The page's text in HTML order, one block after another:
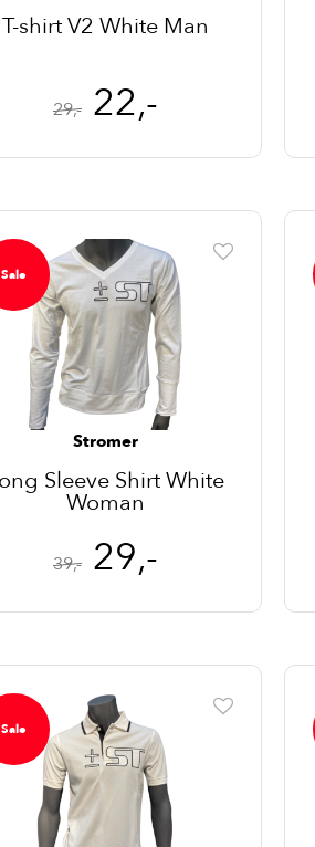
T-shirt V2 White Man
29,- 22,-
Sale
Stromer
Sleeve Shirt White
Woman
39,- 29,-
Sale